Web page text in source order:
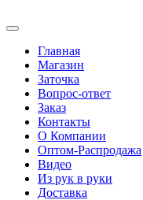
Главная
Магазин
Заточка
Вопрос-ответ
Заказ
Контакты
О Компании
Оптом-Распродажа
Видео
Из рук в руки
Доставка